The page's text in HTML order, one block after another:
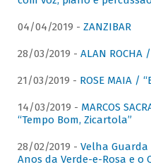
04/04/2019 - ZANZIBAR
28/03/2019 - ALAN ROCHA
21/03/2019 - ROSE MAIA /
14/03/2019 - MARCOS
“Tempo Bom, Zicartola”
28/02/2019 - Velha
Anos da Verde-e-Rosa e o